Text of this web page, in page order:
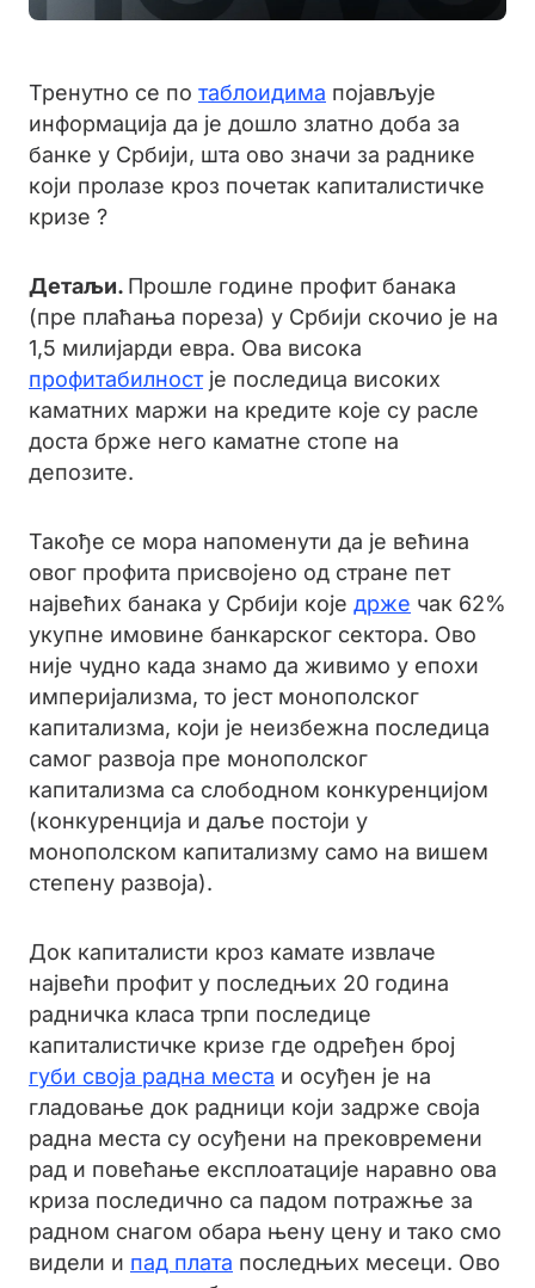
Тренутно се по таблоидима појављује
информација да је дошло златно доба за
банке у Србији, шта ово значи за раднике
који пролазе кроз почетак капиталистичке
кризе ?
Детаљи. Прошле године профит банака
(пре плаћања пореза) у Србији скочио је на
1,5 милијарди евра. Ова висока
профитабилностје последица високих
каматних маржи на кредите које су расле
доста брже него каматне стопе на
депозите.
Такође се мора напоменути да је већина
овог профита присвојено од стране пет
највећих банака у Србији које држе чак 62%
укупне имовине банкарског сектора. Ово
није чудно када знамо да живимо у епохи
империјализма, то јест монополског
капитализма, који је неизбежна последица
самог развоја пре монополског
капитализма са слободном конкуренцијом
(конкуренција и даље постоји у
монополском капитализму само на вишем
степену развоја).
Док капиталисти кроз камате извлаче
највећи профит у последњих 20 година
радничка класа трпи последице
капиталистичке кризе где одређен број
губи своја радна места и осуђен је на
гладовање док радници који задрже своја
радна места су осуђени на прековремени
рад и повећање експлоатације наравно ова
криза последично са падом потражње за
радном снагом обара њену цену и тако смо
видели и пад плата последњих месеци. Ово